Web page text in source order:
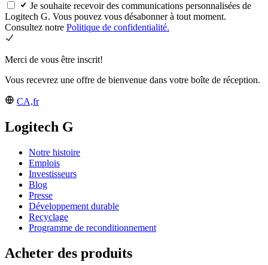
Je souhaite recevoir des communications personnalisées de
Logitech G. Vous pouvez vous désabonner à tout moment.
Consultez notre Politique de confidentialité.
Merci de vous être inscrit!
Vous recevrez une offre de bienvenue dans votre boîte de réception.
CA,fr
Logitech G
Notre histoire
Emplois
Investisseurs
Blog
Presse
Développement durable
Recyclage
Programme de reconditionnement
Acheter des produits